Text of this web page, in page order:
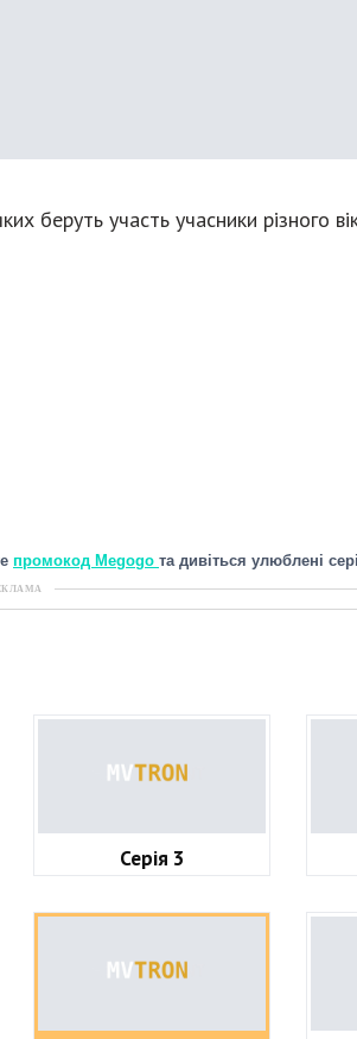
беруть участь учасники різного
промокод Megogo та дивіться улюблені
Серія 3